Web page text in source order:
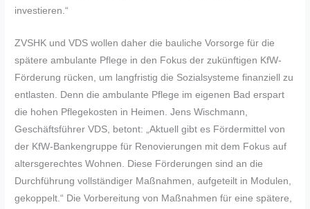
investieren.“
ZVSHK und VDS wollen daher die bauliche Vorsorge für die
spätere ambulante Pflege in den Fokus der zukünftigen KfW-
Förderung rücken, um langfristig die Sozialsysteme finanziell zu
entlasten. Denn die ambulante Pflege im eigenen Bad erspart
die hohen Pflegekosten in Heimen. Jens Wischmann,
Geschäftsführer VDS, betont: „Aktuell gibt es Fördermittel von
der KfW-Bankengruppe für Renovierungen mit dem Fokus auf
altersgerechtes Wohnen. Diese Förderungen sind an die
Durchführung vollständiger Maßnahmen, aufgeteilt in Modulen,
gekoppelt.“ Die Vorbereitung von Maßnahmen für eine spätere,